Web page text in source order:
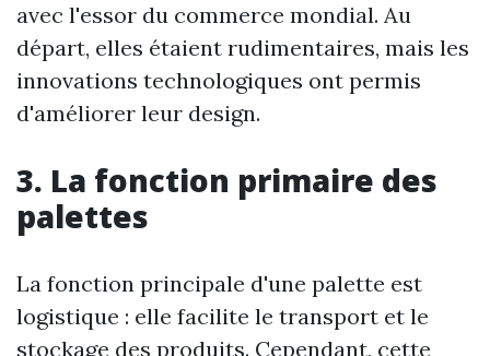
avec l'essor du commerce mondial. Au
départ, elles étaient rudimentaires, mais les
innovations technologiques ont permis
d'améliorer leur design.
3. La fonction primaire des
palettes
La fonction principale d'une palette est
logistique : elle facilite le transport et le
stockage des produits. Cependant, cette